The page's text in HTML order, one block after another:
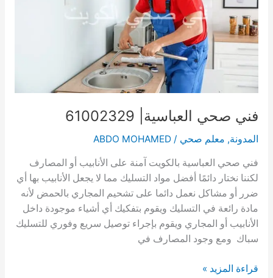
فني صحي العباسية| 61002329
المدونة, معلم صحي /
ABDO MOHAMED
فني صحي العباسية بالكويت آمنة على الأنابيب أو المصارف
لكننا نختار دائمًا أفضل مواد التسليك مما لا يجعل الأنابيب بها أي
ضرر أو مشاكل نعمل دائما على تشحيم المجاري بالحمض لأنه
مادة رائعة في التسليك ويقوم بتفكيك أي أشياء موجودة داخل
الأنابيب أو المجاري ويقوم بإجراء توصيل سريع وفوري للتسليك
سباك ومع وجود المصارف في
فني
قراءة المزيد »